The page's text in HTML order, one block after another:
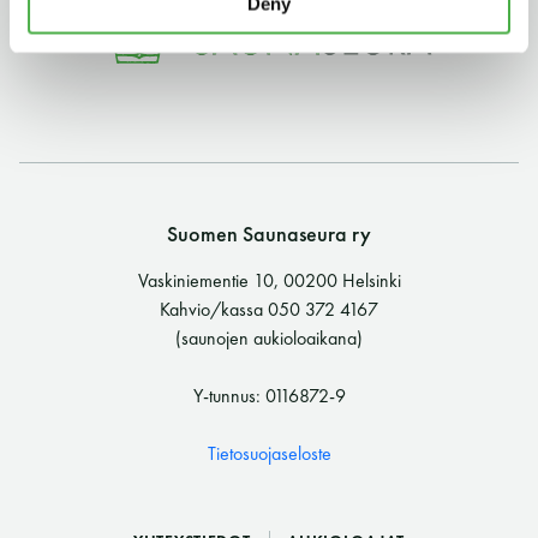
11 saunomiskerran kortti
120€
Vaskiniementie 10, 00200 Helsinki
Suomen Saunaseura ry
Vaskiniementie 10, 00200 Helsinki
Kahvio/kassa 050 372 4167
(saunojen aukioloaikana)
Y-tunnus: 0116872-9
Tietosuojaseloste